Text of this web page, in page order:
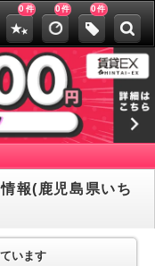
0 件 0件 0件
報(鹿児島県いち
います